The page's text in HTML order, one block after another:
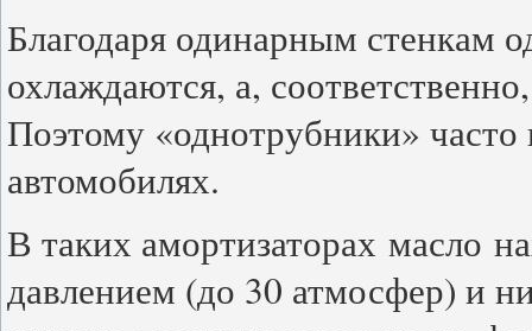
Благодаря одинарным стенкам
охлаждаются, а,
Поэтому «однотрубники»
автомобилях.
В таких амортизаторах масло
давлением (до 30 атмосфер) и